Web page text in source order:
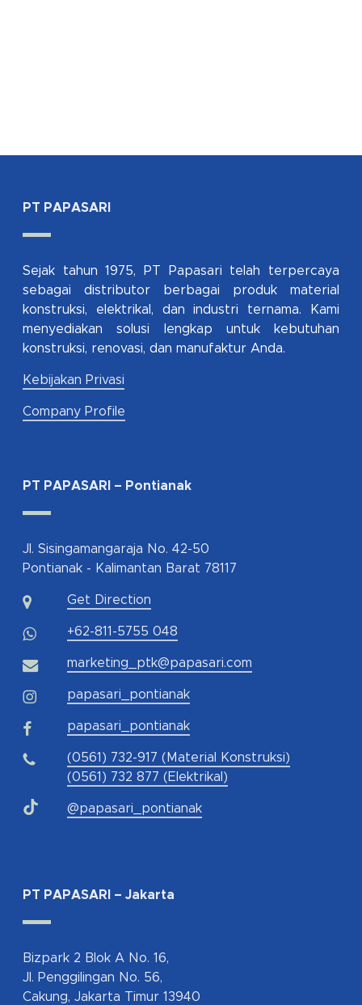
PT PAPASARI
Sejak tahun 1975, PT Papasari telah terpercaya
sebagai distributor berbagai produk material
konstruksi, elektrikal, dan industri ternama. Kami
menyediakan solusi lengkap untuk kebutuhan
konstruksi, renovasi, dan manufaktur Anda.
Kebijakan Privasi
Company Profile
PT PAPASARI – Pontianak
Jl. Sisingamangaraja No. 42-50
Pontianak - Kalimantan Barat 78117
Get Direction
+62-811-5755 048
marketing_ptk@papasari.com
papasari_pontianak
papasari_pontianak
(0561) 732-917 (Material Konstruksi)
(0561) 732 877 (Elektrikal)
@papasari_pontianak
PT PAPASARI – Jakarta
Bizpark 2 Blok A No. 16,
Jl. Penggilingan No. 56,
Cakung, Jakarta Timur 13940